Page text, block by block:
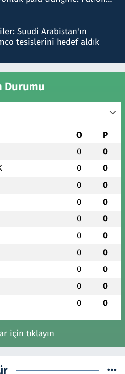
Suudi Arabistan'ın
tesislerini hedef aldık
Durumu
O P
0 0
0 0
0 0
0 0
0 0
0 0
0 0
0 0
0 0
0 0
için tıklayın